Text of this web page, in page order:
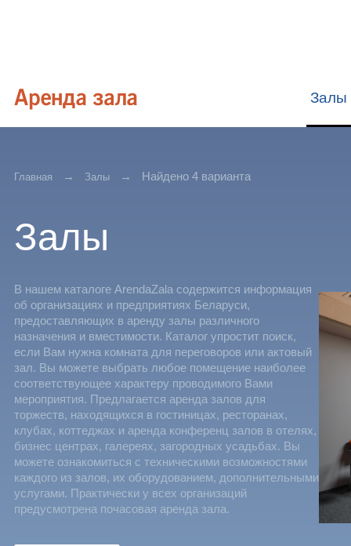
Залы
Главная Залы Найдено 4 варианта
Залы
В нашем каталоге ArendaZala содержится информация
об организациях и предприятиях Беларуси,
предоставляющих в аренду залы различного
назначения и вместимости. Каталог упростит поиск,
если Вам нужна комната для переговоров или актовый
зал. Вы можете выбрать любое помещение наиболее
соответствующее характеру проводимого Вами
мероприятия. Предлагается аренда залов для
торжеств, находящихся в гостиницах, ресторанах,
клубах, коттеджах и аренда конференц залов в отелях,
бизнес центрах, галереях, загородных усадьбах. Вы
можете ознакомиться с техническими возможностями
каждого из залов, их оборудованием, дополнительными
услугами. Практически у всех организаций
предусмотрена почасовая аренда зала.